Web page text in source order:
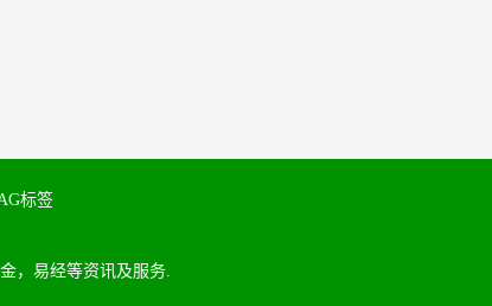
标签
，易经等资讯及服务.